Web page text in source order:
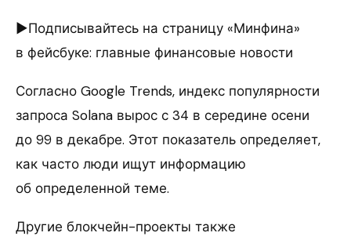
►Подписывайтесь на страницу «Минфина»
в фейсбуке: главные финансовые новости
Согласно Google Trends, индекс популярности
запроса Solana вырос с 34 в середине осени
до 99 в декабре. Этот показатель определяет,
как часто люди ищут информацию
об определенной теме.
Другие блокчейн-проекты также